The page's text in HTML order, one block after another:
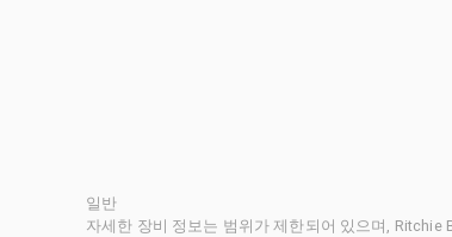
일반
자세한 장비 정보는 범위가 제한되어 있으며,